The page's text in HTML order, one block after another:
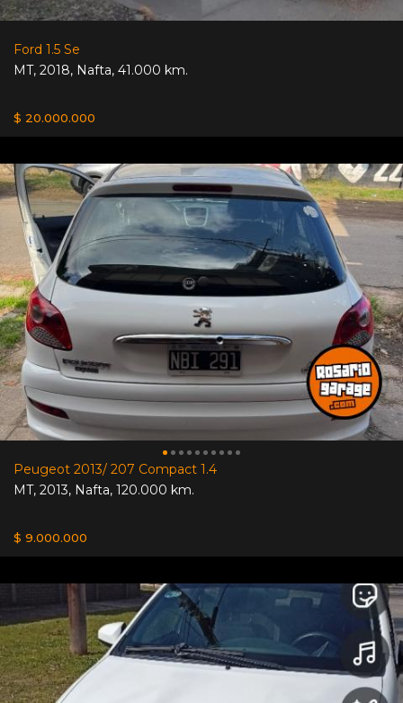
Ford 1.5 Se
MT, 2018, Nafta, 41.000 km.
$ 20.000.000
Peugeot 2013/ 207 Compact 1.4
MT, 2013, Nafta, 120.000 km.
$ 9.000.000